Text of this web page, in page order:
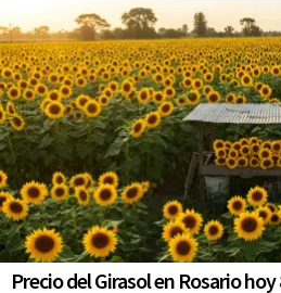
Precio del Girasol en Rosario